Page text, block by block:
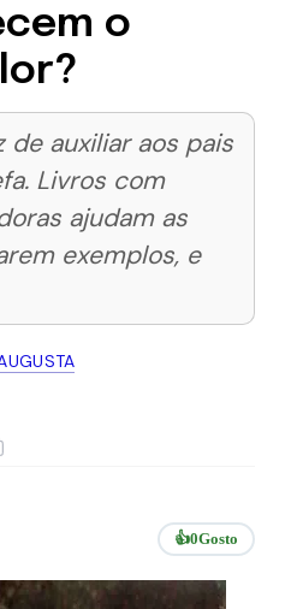
o
de auxiliar aos pais
Livros com
ajudam as
exemplos, e
👍0Gosto